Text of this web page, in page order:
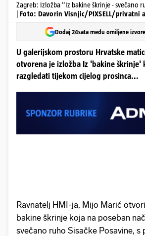
Zagreb: Izložba "Iz bakine škrinje - svečano
Foto: Davorin Visnjic/PIXSELL/privatni
Dodaj 24sata među omiljene
U galerijskom prostoru Hrvatske
otvorena je izložba Iz 'bakine škrinje'
razgledati tijekom cijelog prosinca...
Ravnatelj HMI-ja, Mijo Marić
bakine škrinje koja na poseban
svečano ruho Sisačke Posavine, s